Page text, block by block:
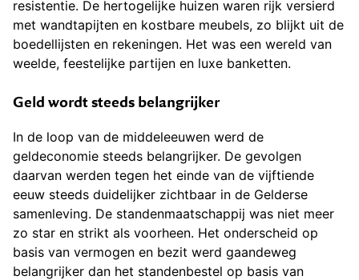
resistentie. De hertogelijke huizen waren rijk versierd
met wandtapijten en kostbare meubels, zo blijkt uit de
boedellijsten en rekeningen. Het was een wereld van
weelde, feestelijke partijen en luxe banketten.
Geld wordt steeds belangrijker
In de loop van de middeleeuwen werd de
geldeconomie steeds belangrijker. De gevolgen
daarvan werden tegen het einde van de vijftiende
eeuw steeds duidelijker zichtbaar in de Gelderse
samenleving. De standenmaatschappij was niet meer
zo star en strikt als voorheen. Het onderscheid op
basis van vermogen en bezit werd gaandeweg
belangrijker dan het standenbestel op basis van